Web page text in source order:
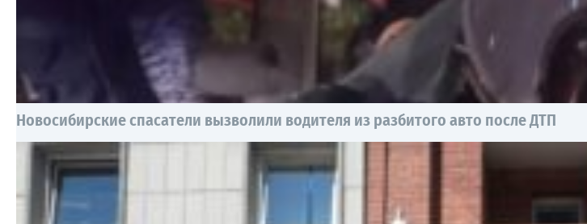
Новосибирские спасатели вызволили водителя из разбитого авто после ДТП